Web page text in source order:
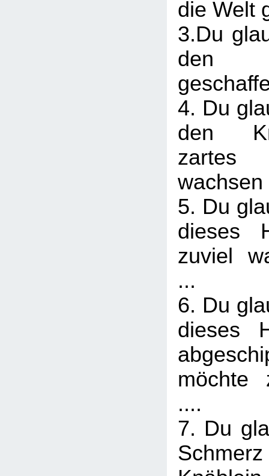
die Welt
3.Du
den
4. Du
den
zartes
5. Du
dieses
zuviel
...
6. Du
dieses
möchte
....
7. Du